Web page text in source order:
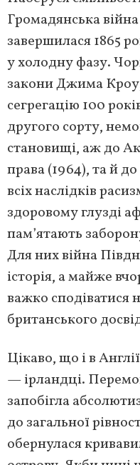
Громадянська
завершилася 1865
у холодну фазу.
закони Джима
сегрегацію 100
другого сорту,
становищі, аж до
права (1964), та й
всіх наслідків
здоровому глузді
пам’ятають
Для них війна
історія, а майже
важко сподіватися
британського
Цікаво, що і в
— ірландці.
запобігла
до загальної
обернулася